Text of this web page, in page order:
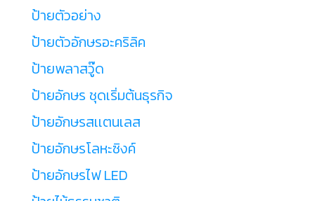
ป้ายตัวอย่าง
ป้ายตัวอักษรอะคริลิค
ป้ายพลาสวู๊ด
ป้ายอักษร ชุดเริ่มต้นธุรกิจ
ป้ายอักษรสเเตนเลส
ป้ายอักษรโลหะซิงค์
ป้ายอักษรไฟ LED